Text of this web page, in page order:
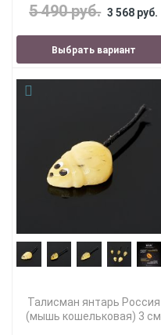
5 490 руб. 3 568 руб.
Выбрать вариант
Талисман янтарь Россия
(мышь кошельковая) 3 см